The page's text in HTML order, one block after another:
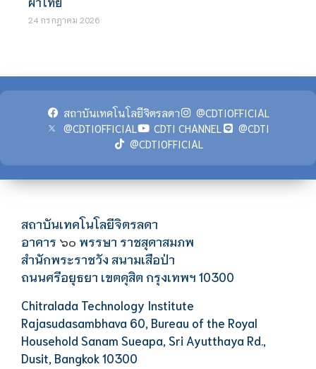
24 กรกฎาคม 2026
สถาบันเทคโนโลยีจิตรลดา
@CDTIOFFICIAL
@CDTIOFFICIAL
CDTI CHANNEL
@CDTI
@CDTIOFFICIAL
สถาบันเทคโนโลยีจิตรลดา
อาคาร ๖๐ พรรษา ราชสุดาสมภพ
สำนักพระราชวัง สนามเสือป่า
ถนนศรีอยุธยา เขตดุสิต กรุงเทพฯ 10300
Chitralada Technology Institute
Rajasudasambhava 60, Bureau of the Royal
Household Sanam Sueapa, Sri Ayutthaya Rd.,
Dusit, Bangkok 10300